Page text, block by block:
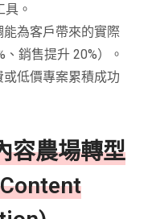
。
能為客戶帶來的實際
銷售提升 20%）。
或低價專案累積成功
容農場轉型